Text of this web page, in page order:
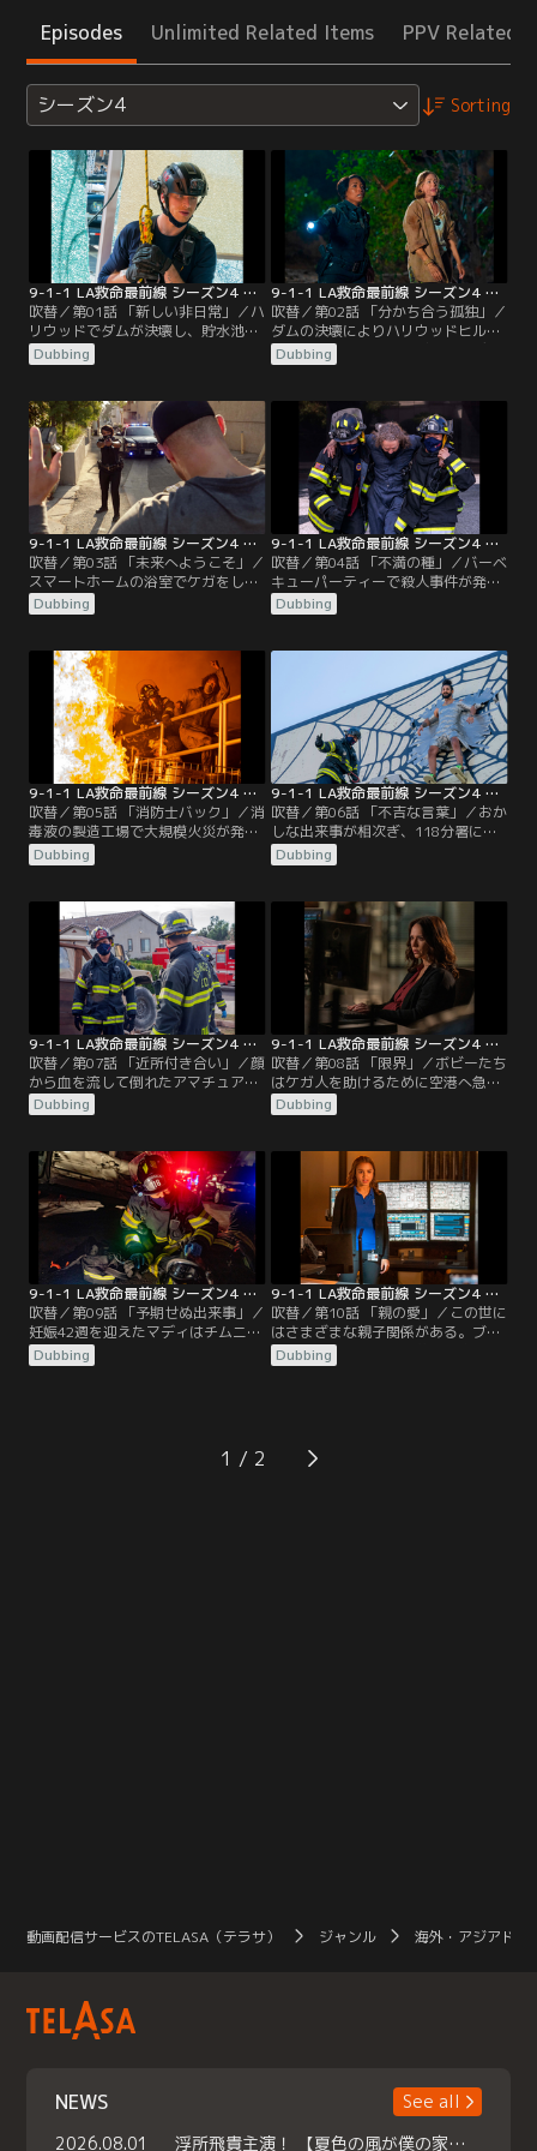
Episodes Unlimited Related Items PPV Related
シーズン4 Sorting
9-1-1 LA救命最前線 シーズン4 第01話／吹替
吹替／第01話 「新しい非日常」／ハ
リウッドでダムが決壊し、貯水池の
水が流れ出す。街ではバスが水に流
されてビルに衝突。ボビーとチーム
る。マディは、地下のトンネルに閉
じ込められたサイクリストを助ける
ために奮闘する。復帰を決めたアシ
ーナだったが、ボビーたちはまだ早
すぎると心配していた。
Dubbing
9-1-1 LA救命最前線 シーズン4 第02話／吹替
吹替／第02話 「分かち合う孤独」／
ダムの決壊によりハリウッドヒルズ
で土砂崩れが発生。ボビー、エデ
ィ、ヘンは、ハリウッドサインのそ
と奮闘する。生存者を探していたチ
ムニーとバックは、赤ん坊の泣き声
を聞きつけて捜索を開始。崩落した
家から抜け出せずにいたアシーナ
は、無線でコールセンターに助けを
求める。
Dubbing
9-1-1 LA救命最前線 シーズン4 第03話／吹替
吹替／第03話 「未来へようこそ」／
スマートホームの浴室でケガをした
男性や目が見えなくなったヨガ講師
を助けるために、チームは現場に急
を追跡。マディはバックがセラピー
を受けていると聞いて心配してい
た。子育てと仕事を両立させながら
医学部へ通うヘンは、実習仲間と衝
突し、自信を失いそうになってい
た。
Dubbing
9-1-1 LA救命最前線 シーズン4 第04話／吹替
吹替／第04話 「不満の種」／バーベ
キューパーティーで殺人事件が発
生。殺された女は、近隣住民全員の
恨みを買っていた。捜査を開始した
件に困惑していた。コールセンター
には、爆弾を仕掛けたという男から
電話が入る。男は長年勤めた会社を
クビになり不満を募らせていた。隠
し事が苦手なチムニーは…。
Dubbing
9-1-1 LA救命最前線 シーズン4 第05話／吹替
吹替／第05話 「消防士バック」／消
毒液の製造工場で大規模火災が発
生。人々を助けるためにチームは建
物へ突入する。工場内には大量の引
え広がっていた。倒壊を恐れた現場
指揮官が、隊員たちに撤退を命令す
るが、逃げ遅れた人がいることに気
づいたバックは、指揮官の命令を無
視して単独行動に。
Dubbing
9-1-1 LA救命最前線 シーズン4 第06話／吹替
吹替／第06話 「不吉な言葉」／おか
しな出来事が相次ぎ、118分署に
次々と出動要請が入る。チムニー、
ヘン、バックは、見習い消防士が禁
せてしまったと信じていた。屋外の
看板に自分の体を貼り付けてアルバ
ムの宣伝をするミュージシャン、バ
ーガー店でのガス漏れ、パトカーと
消防車のカーチェイスなど、地獄の
ような一日となった。
Dubbing
9-1-1 LA救命最前線 シーズン4 第07話／吹替
吹替／第07話 「近所付き合い」／顔
から血を流して倒れたアマチュアバ
ンドのメンバーや、装甲車の下敷き
になった男性を助けるために、メン
プリで知り合った女性とデートをす
るが大失敗に終わる。パンデミック
の影響で仕事が減ったマイケルは、
新しい趣味に没頭していた。ヘンと
カレンの家に、突然ヘンの母親がや
ってくる。
Dubbing
9-1-1 LA救命最前線 シーズン4 第08話／吹替
吹替／第08話 「限界」／ボビーたち
はケガ人を助けるために空港へ急
行。騒音の苦情を受けたアシーナ
は、防犯アラームの誤作動を調べる
との気まずさを解消したいアルバー
トは、バックをヴェロニカの家に招
待する。担当医師にパンデミックの
影響を指摘されたマディは自宅での
出産を決意する。
Dubbing
9-1-1 LA救命最前線 シーズン4 第09話／吹替
吹替／第09話 「予期せぬ出来事」／
妊娠42週を迎えたマディはチムニー
と共に、出産の時を今か今かと待っ
ていた。2人はしっかりと準備を整
始めたが、ヘンは納得できずに苦し
む。コールセンターには、母親の様
Dubbing
9-1-1 LA救命最前線 シーズン4 第10話／吹替
吹替／第10話 「親の愛」／この世に
はさまざまな親子関係がある。ブロ
グの運営と動画撮影に夢中で息子の
意見を聞かない母親や、厳しすぎる
場。チムニーとマディは育児休暇を
終えて職場に復帰するが、仕事と子
Dubbing
1
動画配信サービスのTELASA（テラサ） ジャンル 海外・アジアドラ
NEWS
See all
2026.08.01
浮所飛貴主演！ 【夏色の風が僕の家にやってきた】 本日よりテラサで独占配信スタート！